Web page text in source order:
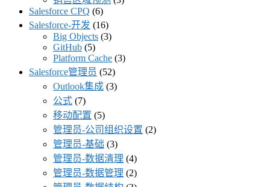
Salesforce CPQ (6)
Salesforce-开发 (16)
Big Objects (3)
GitHub (5)
Platform Cache (3)
Salesforce管理员 (52)
Outlook集成 (3)
公式 (7)
移动配置 (5)
管理员-公司组织设置 (2)
管理员-基础 (3)
管理员-数据清理 (4)
管理员-数据管理 (2)